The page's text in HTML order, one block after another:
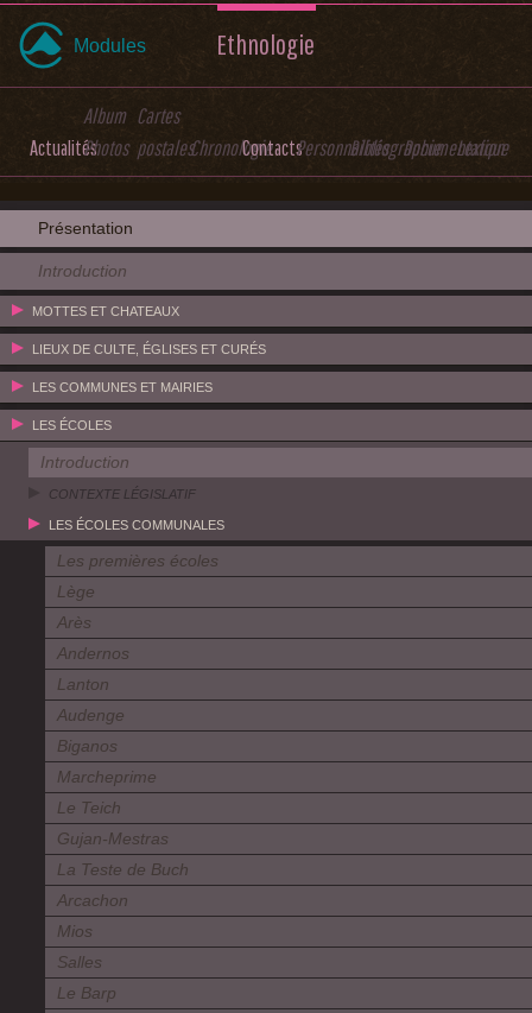
Modules Ethnologie
Actualités
Album
Photos
Cartes
postalesChronologieContactsPersonnalitésBibliographieDocumentation
Lexique
Présentation
Introduction
MOTTES ET CHATEAUX
LIEUX DE CULTE, ÉGLISES ET CURÉS
LES COMMUNES ET MAIRIES
LES ÉCOLES
Introduction
CONTEXTE LÉGISLATIF
LES ÉCOLES COMMUNALES
Les premières écoles
Lège
Arès
Andernos
Lanton
Audenge
Biganos
Marcheprime
Le Teich
Gujan-Mestras
La Teste de Buch
Arcachon
Mios
Salles
Le Barp